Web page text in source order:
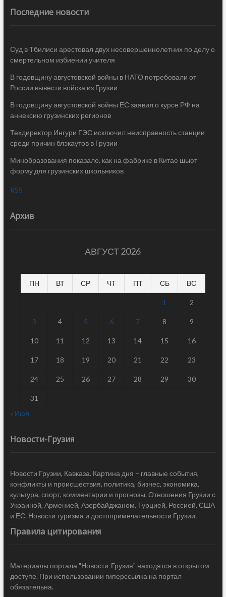
Последние новости
Суд в Тбилиси арестовал двух несовершеннолетних по делу о
смертельном избиении учителя
В годовщину августовской войны в НАТО потребовали от
России вывести войска из Грузии
В годовщину августовской войны ЕС заявил о курсе РФ на
аннексию грузинских регионов
Техдиректор Ингури ГЭС исключил неисправность станции
среди причин блэкаутов в Грузии
Минобразования показало, как на фабрике в Китае шьют
форму для грузинских школьников
RSS
Архив
АВГУСТ 2026
ПН ВТ СР ЧТ ПТ СБ ВС
1 2
3 4 5 6 7 8 9
10 11 12 13 14 15 16
17 18 19 20 21 22 23
24 25 26 27 28 29 30
31
« Июл
Новости-Грузия
Новости Грузии, Кавказа. Картина дня – главные события,
конфликты и происшествия, политика, бизнес, экономика,
культура, спорт, комментарии и прогнозы. Отношения Грузии с
Украиной, Арменией, Азербайджаном, Турцией, Россией, США
и ЕС. Новости туризма и достопримечательности Грузии.
Правила цитирования
Материалы портала "Новости-Грузия" находятся в открытом
доступе. При использовании гиперссылка на портал
обязательна.